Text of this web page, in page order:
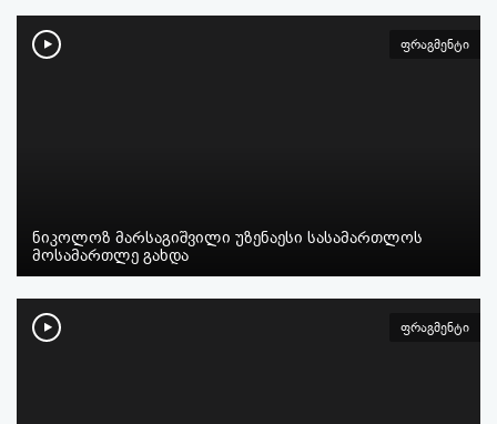
ფრაგმენტი
ნიკოლოზ მარსაგიშვილი უზენაესი სასამართლოს
მოსამართლე გახდა
ფრაგმენტი